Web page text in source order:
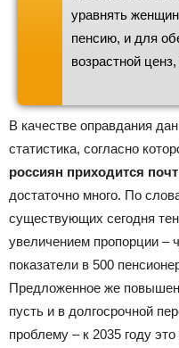
уравнять
пенсию, и для
возрастной ценз,
В качестве оправдания
статистика, согласно
россиян приходится
достаточно много. По
существующих сегодня
увеличением пропорции –
показатели в 500
Предложенное же
пусть и в долгосрочной
проблему – к 2035 году